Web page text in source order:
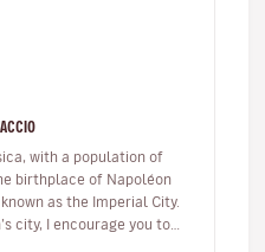
with a population of
birthplace of Napoléon
as the Imperial City.
city, I encourage you to